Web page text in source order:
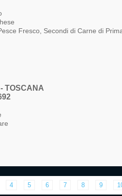
Fresco, Secondi di Carne di
TOSCANA
4 5 6 7 8 9